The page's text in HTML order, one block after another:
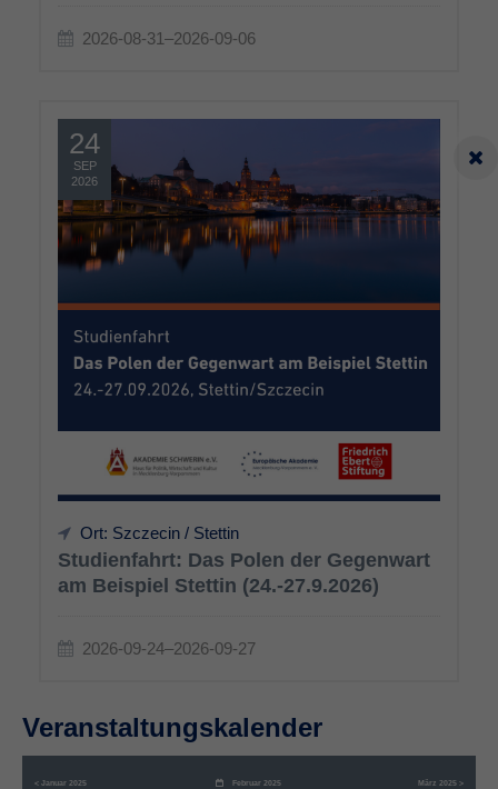
2026-08-31–2026-09-06
24
SEP
2026
Ort: Szczecin / Stettin
Studienfahrt: Das Polen der Gegenwart
am Beispiel Stettin (24.-27.9.2026)
2026-09-24–2026-09-27
Veranstaltungskalender
< Januar 2025 Februar 2025 März 2025 >